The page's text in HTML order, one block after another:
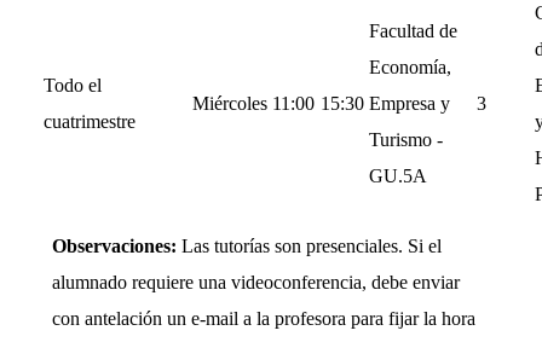
Todo el
cuatrimestre
Miércoles 11:00 15:30
Facultad de
Economía,
Empresa y
Turismo -
GU.5A
3
Observaciones: Las tutorías son presenciales. Si el
alumnado requiere una videoconferencia, debe enviar
con antelación un e-mail a la profesora para fijar la hora